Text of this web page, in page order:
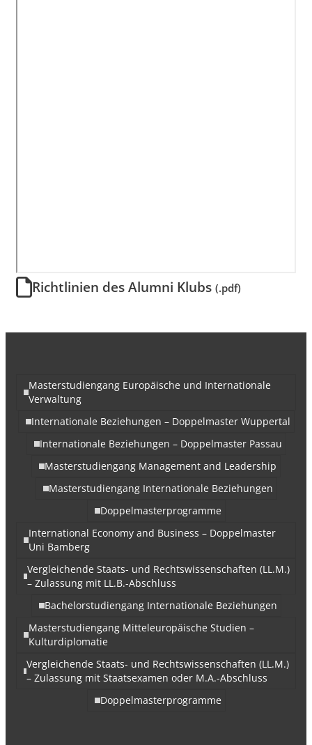
Richtlinien des Alumni Klubs (.pdf)
Masterstudiengang Europäische und Internationale
Verwaltung
Internationale Beziehungen – Doppelmaster Wuppertal
Internationale Beziehungen – Doppelmaster Passau
Masterstudiengang Management and Leadership
Masterstudiengang Internationale Beziehungen
Doppelmasterprogramme
International Economy and Business – Doppelmaster
Uni Bamberg
Vergleichende Staats- und Rechtswissenschaften (LL.M.)
– Zulassung mit LL.B.-Abschluss
Bachelorstudiengang Internationale Beziehungen
Masterstudiengang Mitteleuropäische Studien –
Kulturdiplomatie
Vergleichende Staats- und Rechtswissenschaften (LL.M.)
– Zulassung mit Staatsexamen oder M.A.-Abschluss
Doppelmasterprogramme